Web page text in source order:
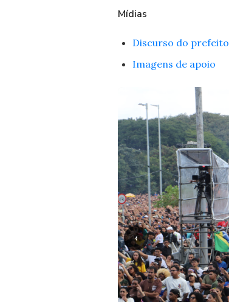
Mídias
Discurso do prefeito
Imagens de apoio
‹